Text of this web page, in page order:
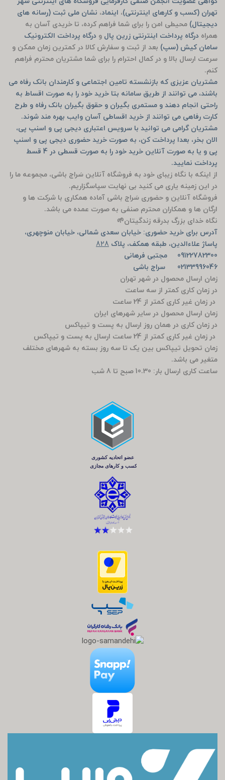
تهران (کسب و کارهای اینترنتی)، اینماد، نشان ملی ثبت (رسانه های
دیجیتال) محیطی امن را برای شما فراهم کرده، تا خریدی آسان به
همراه درگاه پرداخت اینترنتی زرین پال و درگاه پرداخت الکترونیک
سامان کیش (سپ) بعد از ثبت و سفارش کالا در کمترین زمان ممکن و
سرعت ارسال بالا و در کمال احترام را برای شما مشتریان محترم فراهم
کنم.
مشتریان عزیزی که بازنشسته تامین اجتماعی و کارمندان بانک رفاه می
باشند، می توانند از طریق سامانه بتا خرید خود را به صورت اقساط به
راحتی انجام دهند و مستمری بگیران و حقوق بگیران بانک رفاه و طرح
کارت رفاهی می توانند از خرید اقساطی آسان وایب بهره مند شوند.
مشتریان گرامی می توانید با سرویس اعتباری دیجی پی و اسنپ پی،
الان بخر، بعدا پرداخت کن، به صورت خرید حضوری دیجی پی و اسنپ
پی و یا به صورت آنلاین خرید خود را به صورت قسطی در 4 قسط
پرداخت نمایید.
از اینکه با نگاه زیبای خود به فروشگاه آنلاین سَراج باشی، مجموعه ما را
در این زمینه یاری می کنید بی نهایت سپاسگزاریم.
فروشگاه آنلاین و حضوری سَراج باشی آماده همکاری با شرکت ها و
ارگان ها و همکاران محترم صنفی به صورت عمده می باشد.
نگاه خدای بزرگ بدرقه زندگیتان🌱
آدرس برای خرید حضوری: خیابان سعدی شمالی، خیابان منوچهری،
پاساژ علاءالدین، طبقه همکف، پلاک 828
09122782300 مجتبی فرهانی
02133996046 سراج باشی
زمان ارسال محصول در شهر تهران
در زمان کاری کمتر از سه ساعت
در زمان غیر کاری کمتر از 24 ساعت
زمان ارسال محصول در سایر شهرهای ایران
در زمان کاری در همان روز ارسال به پست و تیپاکس
در زمان غیر کاری کمتر از 24 ساعت ارسال به پست و تیپاکس
زمان تحویل تیپاکس بین یک تا سه روز بسته به شهرهای مختلف
متغیر می باشد.
ساعت کاری ارسال بار: 10.30 صبح تا 8 شب